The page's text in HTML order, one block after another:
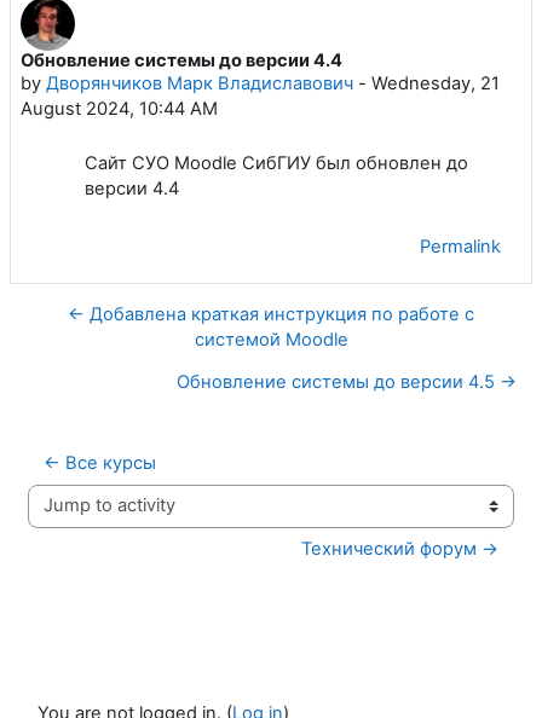
Обновление системы до версии 4.4
by Дворянчиков Марк Владиславович - Wednesday, 21
August 2024, 10:44 AM
Number of replies: 0
Сайт СУО Moodle СибГИУ был обновлен до
версии 4.4
Permalink
← Добавлена краткая инструкция по работе с
системой Moodle
Обновление системы до версии 4.5 →
← Все курсы
Jump to activity
Технический форум →
You are not logged in. (Log in)